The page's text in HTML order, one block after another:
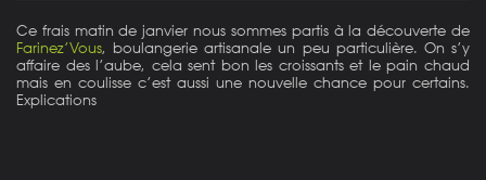
Ce frais matin de janvier nous sommes partis à la découverte de
Farinez’Vous, boulangerie artisanale un peu particulière. On s’y
affaire des l’aube, cela sent bon les croissants et le pain chaud
mais en coulisse c’est aussi une nouvelle chance pour certains.
Explications